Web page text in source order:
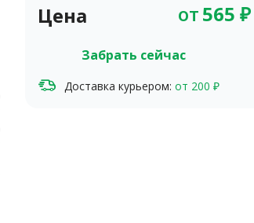
Цена от565 ₽
Забрать сейчас
Доставка курьером: от 200 ₽